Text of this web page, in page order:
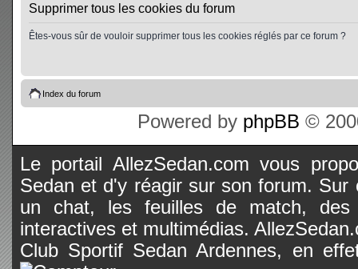
Supprimer tous les cookies du forum
Êtes-vous sûr de vouloir supprimer tous les cookies réglés par ce forum ?
Index du forum
Powered by phpBB ©
Le portail AllezSedan.com vous
Sedan et d'y réagir sur son forum.
un chat, les feuilles de match, des
interactives et multimédias.
Club Sportif Sedan Ardennes, en